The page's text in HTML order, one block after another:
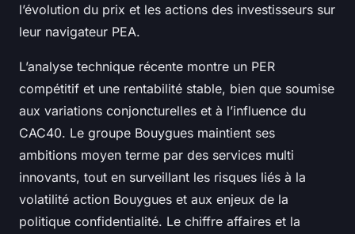
l’évolution du prix et les actions des investisseurs sur
leur navigateur PEA.
L’analyse technique récente montre un PER
compétitif et une rentabilité stable, bien que soumise
aux variations conjoncturelles et à l’influence du
CAC40. Le groupe Bouygues maintient ses
ambitions moyen terme par des services multi
innovants, tout en surveillant les risques liés à la
volatilité action Bouygues et aux enjeux de la
politique confidentialité. Le chiffre affaires et la